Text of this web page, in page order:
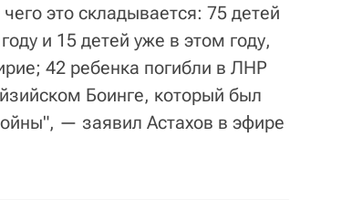
это складывается: 75 детей
и 15 детей уже в этом году,
42 ребенка погибли в ЛНР
Боинге, который был
— заявил Астахов в эфире